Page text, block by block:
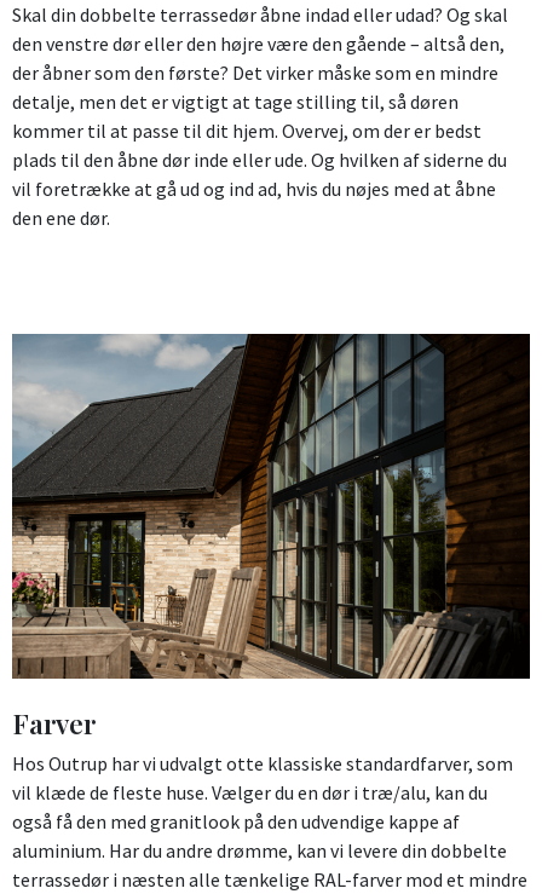
Skal din dobbelte terrassedør åbne indad eller udad? Og skal
den venstre dør eller den højre være den gående – altså den,
der åbner som den første? Det virker måske som en mindre
detalje, men det er vigtigt at tage stilling til, så døren
kommer til at passe til dit hjem. Overvej, om der er bedst
plads til den åbne dør inde eller ude. Og hvilken af siderne du
vil foretrække at gå ud og ind ad, hvis du nøjes med at åbne
den ene dør.
Farver
Hos Outrup har vi udvalgt otte klassiske standardfarver, som
vil klæde de fleste huse. Vælger du en dør i træ/alu, kan du
også få den med granitlook på den udvendige kappe af
aluminium. Har du andre drømme, kan vi levere din dobbelte
terrassedør i næsten alle tænkelige RAL-farver mod et mindre